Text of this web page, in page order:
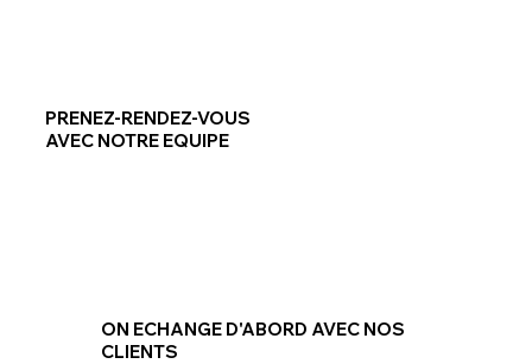
PRENEZ-RENDEZ-VOUS
AVEC NOTRE EQUIPE
ON ECHANGE D'ABORD AVEC NOS
CLIENTS